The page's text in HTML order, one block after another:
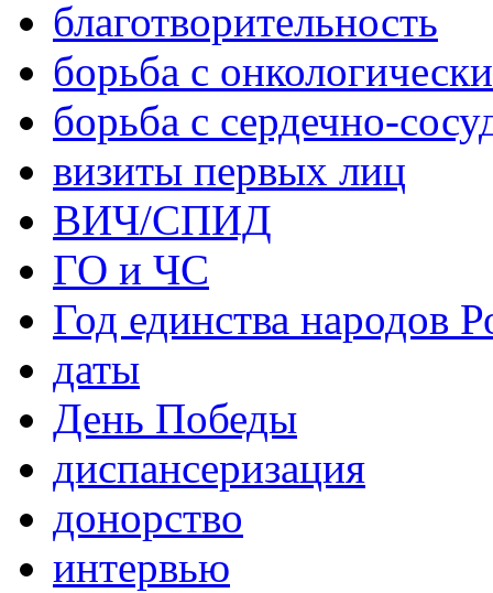
благотворительность
борьба с
борьба с сердечно-
визиты первых лиц
ВИЧ/СПИД
ГО и ЧС
Год единства народов
даты
День Победы
диспансеризация
донорство
интервью